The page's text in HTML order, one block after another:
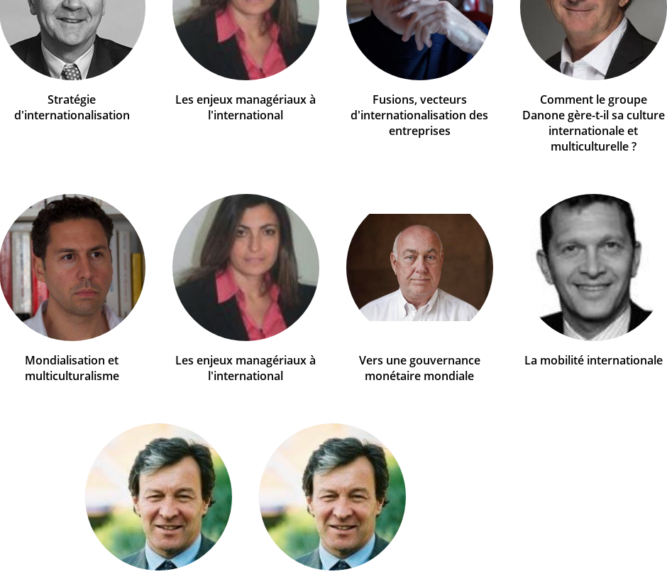
Stratégie
d'internationalisation
Les enjeux managériaux à
l'international
Fusions, vecteurs
d'internationalisation des
entreprises
Comment le groupe
Danone gère-t-il sa culture
internationale et
multiculturelle ?
Mondialisation et
multiculturalisme
Les enjeux managériaux à
l'international
Vers une gouvernance
monétaire mondiale
La mobilité internationale